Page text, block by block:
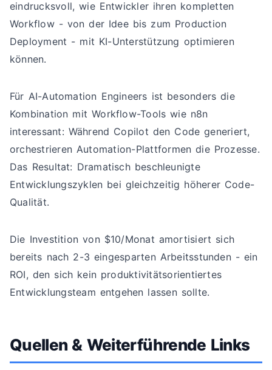
eindrucksvoll, wie Entwickler ihren kompletten
Workflow - von der Idee bis zum Production
Deployment - mit KI-Unterstützung optimieren
können.
Für AI-Automation Engineers ist besonders die
Kombination mit Workflow-Tools wie n8n
interessant: Während Copilot den Code generiert,
orchestrieren Automation-Plattformen die Prozesse.
Das Resultat: Dramatisch beschleunigte
Entwicklungszyklen bei gleichzeitig höherer Code-
Qualität.
Die Investition von $10/Monat amortisiert sich
bereits nach 2-3 eingesparten Arbeitsstunden - ein
ROI, den sich kein produktivitätsorientiertes
Entwicklungsteam entgehen lassen sollte.
Quellen & Weiterführende Links